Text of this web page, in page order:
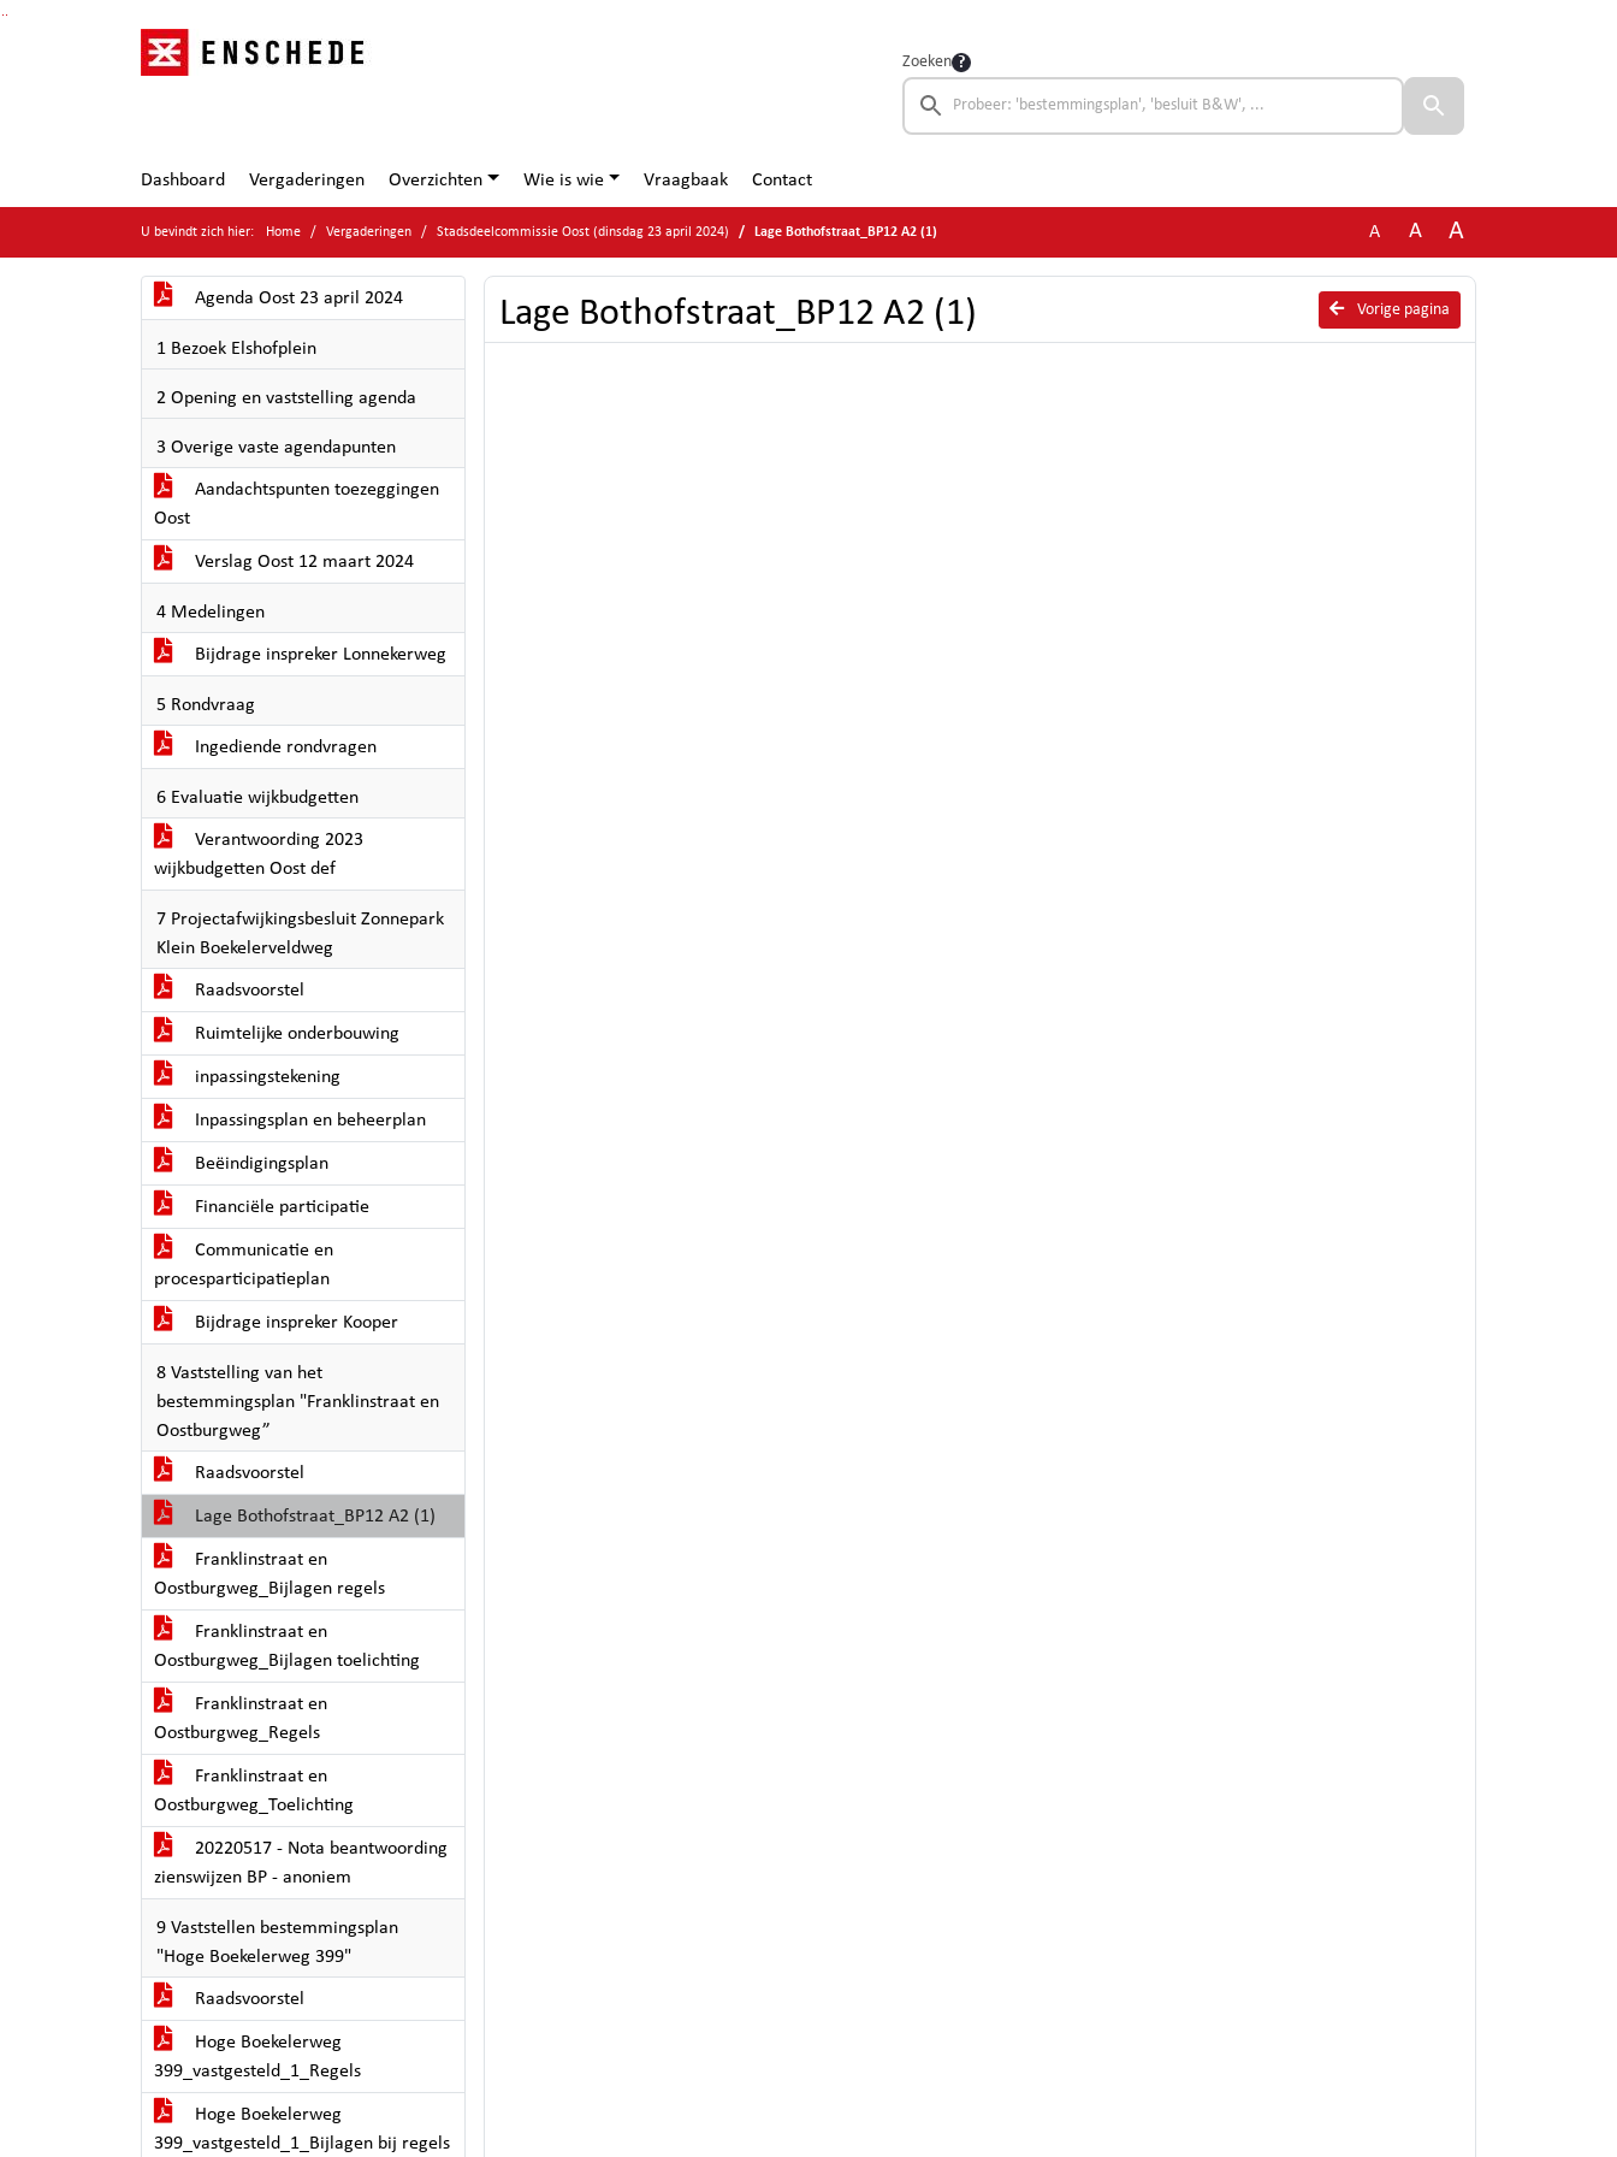
Ga naar de inhoud van deze pagina
Ga naar het zoeken
Ga naar het menu
Zoeken
Dashboard Vergaderingen Overzichten Wie is wie Vraagbaak Contact
U bevindt zich hier: Home Vergaderingen Stadsdeelcommissie Oost (dinsdag 23 april 2024) Lage Bothofstraat_BP12 A2 (1) A A A
Agenda Oost 23 april 2024
1 Bezoek Elshofplein
2 Opening en vaststelling agenda
3 Overige vaste agendapunten
Aandachtspunten toezeggingen
Oost
Verslag Oost 12 maart 2024
4 Medelingen
Bijdrage inspreker Lonnekerweg
5 Rondvraag
Ingediende rondvragen
6 Evaluatie wijkbudgetten
Verantwoording 2023
wijkbudgetten Oost def
7 Projectafwijkingsbesluit Zonnepark
Klein Boekelerveldweg
Raadsvoorstel
Ruimtelijke onderbouwing
inpassingstekening
Inpassingsplan en beheerplan
Beëindigingsplan
Financiële participatie
Communicatie en
procesparticipatieplan
Bijdrage inspreker Kooper
8 Vaststelling van het
bestemmingsplan "Franklinstraat en
Oostburgweg”
Raadsvoorstel
Lage Bothofstraat_BP12 A2 (1)
Franklinstraat en
Oostburgweg_Bijlagen regels
Franklinstraat en
Oostburgweg_Bijlagen toelichting
Franklinstraat en
Oostburgweg_Regels
Franklinstraat en
Oostburgweg_Toelichting
20220517 - Nota beantwoording
zienswijzen BP - anoniem
9 Vaststellen bestemmingsplan
"Hoge Boekelerweg 399"
Raadsvoorstel
Hoge Boekelerweg
399_vastgesteld_1_Regels
Hoge Boekelerweg
399_vastgesteld_1_Bijlagen bij regels
Vorige pagina
Lage Bothofstraat_BP12 A2 (1)